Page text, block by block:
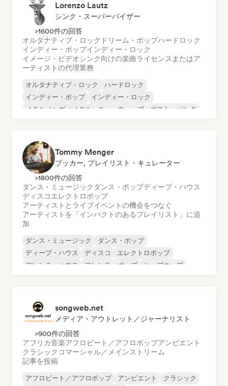
Lorenzo Lautz
シンク・スーパーバイザー
>1600件の回答
オルタナティブ・ロック ドリーム・ポップハードロック
インディー・ポップインディー・ロック
イメージ・ビデオシンク向けの楽曲ライセンスまたはア
ーティストの代理業務
オルタナティブ・ロック
ハードロック
インディー・ポップ
インディー・ロック
メタル／ヘヴィメタル
ニューウェーブ
ポスト・パンク
Tommy Menger
ブッカー, プレイリスト・キュレーター
>1800件の回答
ダンス・ミュージック ダンス・ポップディープ・ハウス
ディスコエレクトロポップ
アーティストとライブイベントの機会をつなぐ
アーティストを「インパクトのあるプレイリスト」に追
加
ダンス・ミュージック
ダンス・ポップ
ディープ・ハウス
ディスコ
エレクトロポップ
フレンチ・ハウス
フレンチ・ポップ ヒップホップ
songweb.net
メディア・アウトレット／ジャーナリスト
>900件の回答
アフリカ音楽アフロビート／アフロポップアンビエント
クラシック コマーシャル／メインストリーム
記事を投稿
アフロビート／アフロポップ アンビエント
クラシック